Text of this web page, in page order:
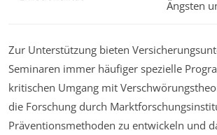
Ängsten
Zur Unterstützung bieten
Seminaren immer häufiger spezielle
kritischen Umgang mit
die Forschung durch
Präventionsmethoden zu entwickeln und